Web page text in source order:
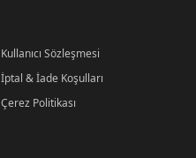
Kullanıcı Sözleşmesi
İptal & İade Koşulları
Çerez Politikası